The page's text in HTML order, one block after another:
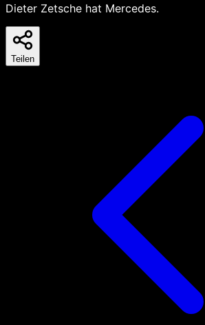
Dieter Zetsche hat Mercedes.
Teilen